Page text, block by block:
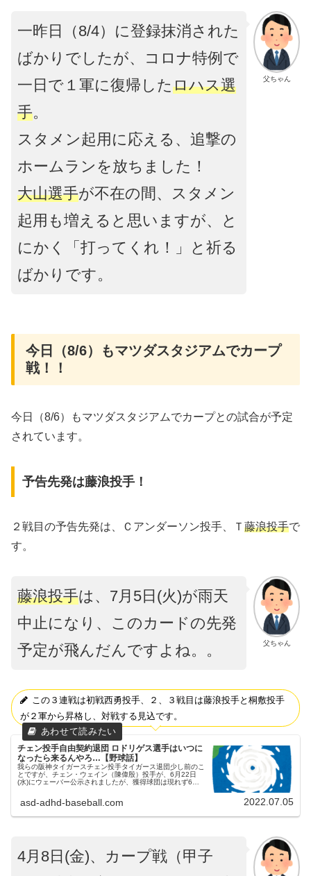
父ちゃん
一昨日（8/4）に登録抹消された
ばかりでしたが、コロナ特例で
一日で１軍に復帰したロハス選
手。
スタメン起用に応える、追撃の
ホームランを放ちました！
大山選手が不在の間、スタメン
起用も増えると思いますが、と
にかく「打ってくれ！」と祈る
ばかりです。
今日（8/6）もマツダスタジアムでカープ
戦！！
今日（8/6）もマツダスタジアムでカープとの試合が予定
されています。
予告先発は藤浪投手！
２戦目の予告先発は、Ｃアンダーソン投手、Ｔ 藤浪投手で
す。
父ちゃん
藤浪投手は、7月 5日(火)が雨天
中止になり、このカードの先発
予定が飛んだんですよね。。
この３連戦は初戦西勇投手、２、３戦目は藤浪投手と桐敷投手
が２軍から昇格し、対戦する見込です。
チェン投手自由契約退団 ロドリゲス選手はいつに
なったら来るんやろ…【野球話】
我らの阪神タイガースチェン投手タイガース退団少し前のこ
とですが、チェン・ウェイン（陳偉殷）投手が、6月22日
(水)にウェーバー公示されましたが、獲得球団は現れず6月
んタイガースでは、...
asd-adhd-baseball.com 2022.07.05
4月8日(金)、カープ戦（甲子